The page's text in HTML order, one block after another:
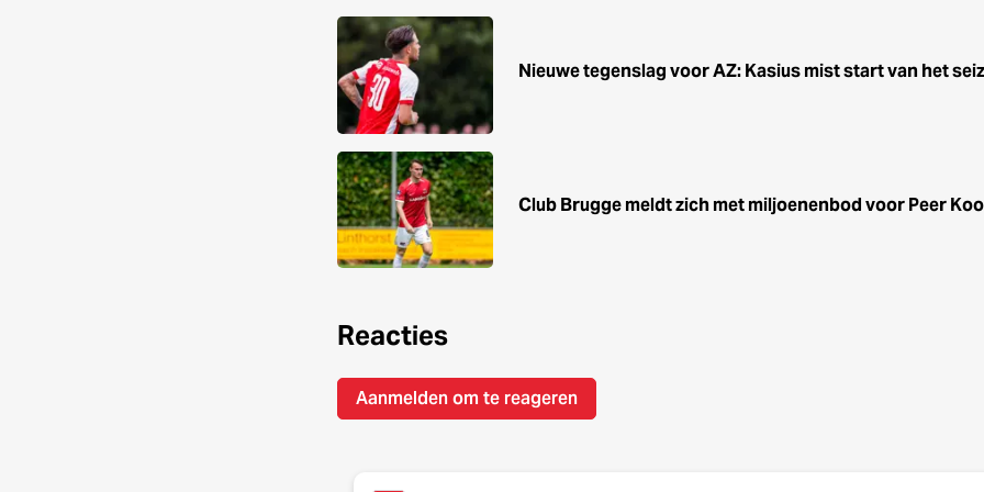
Nieuwe tegenslag voor AZ: Kasius mist start van het
Club Brugge meldt zich met miljoenenbod voor Peer
Reacties
Aanmelden om te reageren